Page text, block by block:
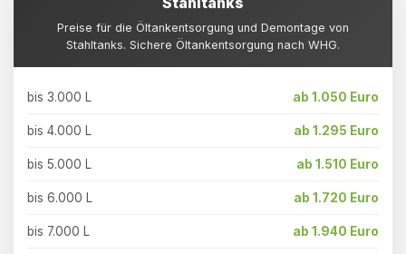
Preise für die Öltankentsorgung und Demontage von
Stahltanks. Sichere Öltankentsorgung nach WHG.
bis 3.000 L ab 1.050 Euro
bis 4.000 L ab 1.295 Euro
bis 5.000 L ab 1.510 Euro
bis 6.000 L ab 1.720 Euro
bis 7.000 L ab 1.940 Euro